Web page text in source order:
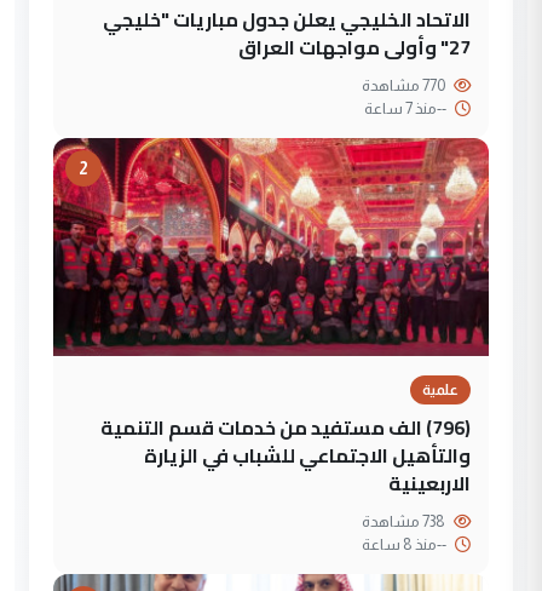
الاتحاد الخليجي يعلن جدول مباريات "خليجي
27" وأولى مواجهات العراق
--منذ 7 ساعة
2
علمية
(796) الف مستفيد من خدمات قسم التنمية
والتأهيل الاجتماعي للشباب في الزيارة
الاربعينية
--منذ 8 ساعة